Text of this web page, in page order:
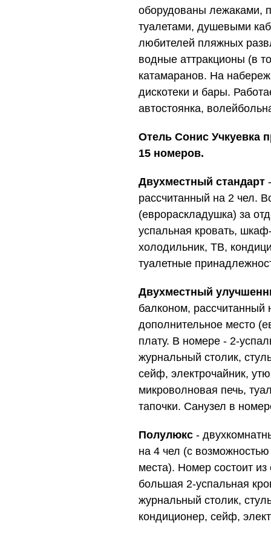
оборудованы лежаками,
туалетами, душевыми
любителей пляжных
водные аттракционы (в
катамаранов. На
дискотеки и бары.
автостоянка,
Отель Сонис Учкуевка
15 номеров.
Двухместный стандарт
рассчитанный на 2 чел.
(еврораскладушка) за
успальная кровать,
холодильник, ТВ,
туалетные
Двухместный
балконом,
дополнительное место
плату. В номере - 2-
журнальный столик,
сейф, электрочайник,
микроволновая печь,
тапочки. Санузел в
Полулюкс -
на 4 чел (с
места). Номер состоит
большая 2-успальная
журнальный столик,
кондиционер, сейф,